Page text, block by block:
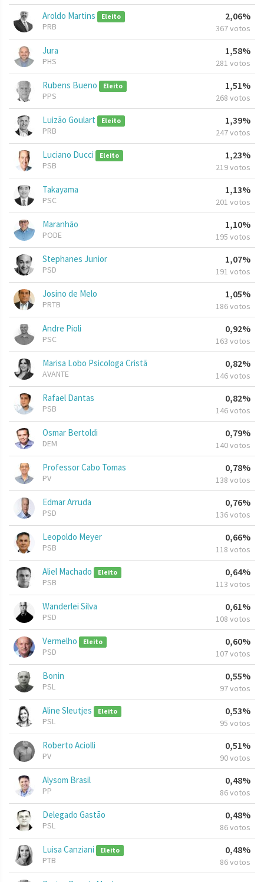
Aroldo Martins Eleito
PRB
2,06%
367 votos
Jura
PHS
1,58%
281 votos
Rubens Bueno Eleito
PPS
1,51%
268 votos
Luizão Goulart Eleito
PRB
1,39%
247 votos
Luciano Ducci Eleito
PSB
1,23%
219 votos
Takayama
PSC
1,13%
201 votos
Maranhão
PODE
1,10%
195 votos
Stephanes Junior
PSD
1,07%
191 votos
Josino de Melo
PRTB
1,05%
186 votos
Andre Pioli
PSC
0,92%
163 votos
Marisa Lobo Psicologa Cristã
AVANTE
0,82%
146 votos
Rafael Dantas
PSB
0,82%
146 votos
Osmar Bertoldi
DEM
0,79%
140 votos
Professor Cabo Tomas
PV
0,78%
138 votos
Edmar Arruda
PSD
0,76%
136 votos
Leopoldo Meyer
PSB
0,66%
118 votos
Aliel Machado Eleito
PSB
0,64%
113 votos
Wanderlei Silva
PSD
0,61%
108 votos
Vermelho Eleito
PSD
0,60%
107 votos
Bonin
PSL
0,55%
97 votos
Aline Sleutjes Eleito
PSL
0,53%
95 votos
Roberto Aciolli
PV
0,51%
90 votos
Alysom Brasil
PP
0,48%
86 votos
Delegado Gastão
PSL
0,48%
86 votos
Luisa Canziani Eleito
PTB
0,48%
86 votos